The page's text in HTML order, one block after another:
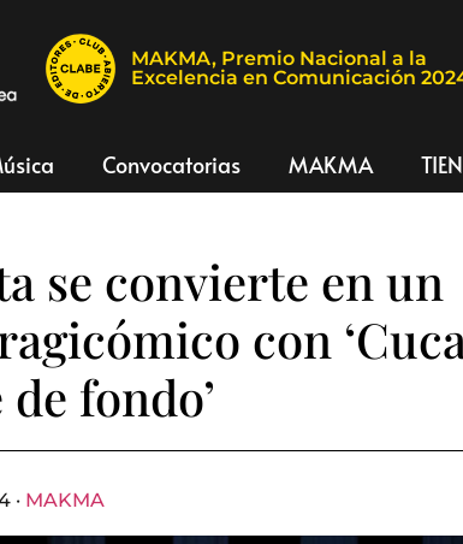
MAKMA, Premio Nacional a la
Excelencia en Comunicación
Convocatorias MAKMA
se convierte en un
con
fondo’
· MAKMA